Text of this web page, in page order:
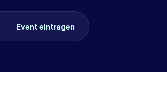
Event eintragen